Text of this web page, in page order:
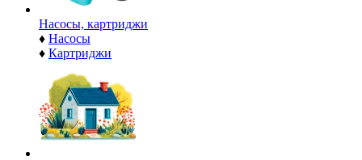
Насосы, картриджи
♦ Насосы
♦ Картриджи